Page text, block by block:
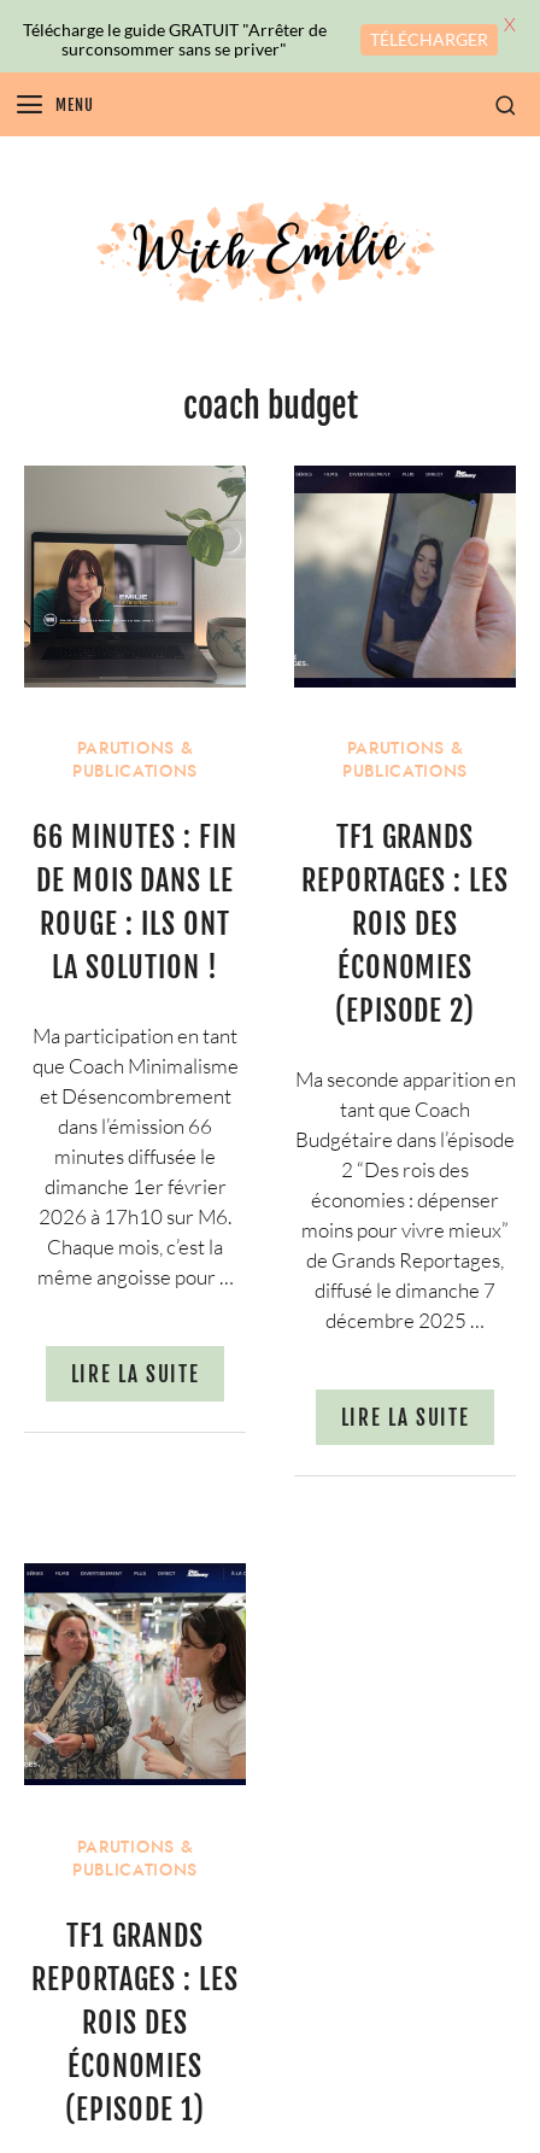
MENU
coach budget
PARUTIONS &
PUBLICATIONS
66 MINUTES : FIN
DE MOIS DANS LE
ROUGE : ILS ONT
LA SOLUTION !
Ma participation en tant
que Coach Minimalisme
et Désencombrement
dans l’émission 66
minutes diffusée le
dimanche 1er février
2026 à 17h10 sur M6.
Chaque mois, c’est la
même angoisse pour …
LIRE LA SUITE
PARUTIONS &
PUBLICATIONS
TF1 GRANDS
REPORTAGES : LES
ROIS DES
ÉCONOMIES
(EPISODE 2)
Ma seconde apparition en
tant que Coach
Budgétaire dans l’épisode
2 “Des rois des
économies : dépenser
moins pour vivre mieux”
de Grands Reportages,
diffusé le dimanche 7
décembre 2025 …
LIRE LA SUITE
PARUTIONS &
PUBLICATIONS
TF1 GRANDS
REPORTAGES : LES
ROIS DES
ÉCONOMIES
(EPISODE 1)
Télécharge le guide GRATUIT "Arrêter de
surconsommer sans se priver"
TÉLÉCHARGER
X